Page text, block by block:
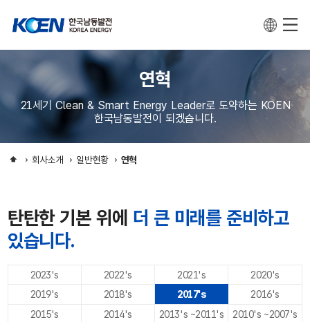
연혁
21세기 Clean & Smart Energy Leader로 도약하는 KOEN
한국남동발전이 되겠습니다.
회사소개 일반현황 연혁
탄탄한 기본 위에 더 큰 미래를 준비하고
있습니다.
2023's 2022's 2021's
2020's
2019's
2018's 2017's
2016's
2015's
2014's 2013's ~2011's
2010's ~2007's